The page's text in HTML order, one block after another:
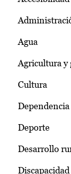
Agua
Agricultura y
Cultura
Dependencia
Deporte
Desarrollo
Discapacidad